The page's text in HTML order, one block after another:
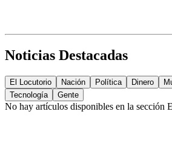
Noticias Destacadas
El Locutorio Nación Política Dinero
Tecnología
Gente
No hay artículos disponibles en la sección